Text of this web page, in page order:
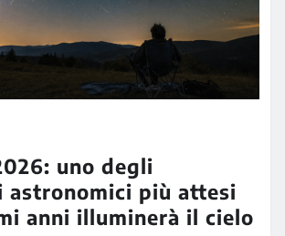
uno degli
astronomici più attesi
anni illuminerà il cielo